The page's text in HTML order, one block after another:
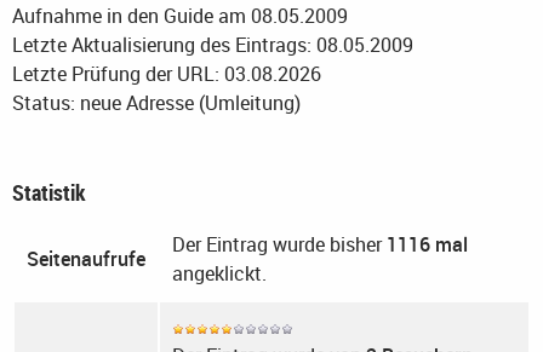
Aufnahme in den Guide am 08.05.2009
Letzte Aktualisierung des Eintrags: 08.05.2009
Letzte Prüfung der URL: 03.08.2026
Status: neue Adresse (Umleitung)
Statistik
Seitenaufrufe
Der Eintrag wurde bisher1116 mal
angeklickt.